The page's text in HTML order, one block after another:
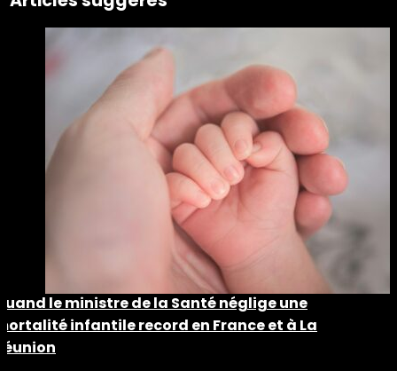
le ministre de la Santé néglige une
infantile record en France et à La